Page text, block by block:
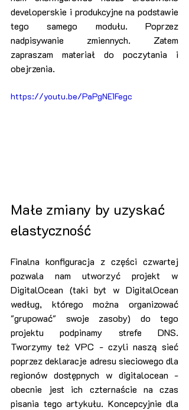
developerskie i produkcyjne na podstawie
tego samego modułu. Poprzez
nadpisywanie zmiennych. Zatem
zapraszam materiał do poczytania i
obejrzenia.
https://youtu.be/PaPgNE1Fegc
Małe zmiany by uzyskać
elastyczność
Finalna konfiguracja z części czwartej
pozwala nam utworzyć projekt w
DigitalOcean (taki byt w DigitalOcean
według, którego można organizować
"grupować" swoje zasoby) do tego
projektu podpinamy strefe DNS.
Tworzymy też VPC - czyli naszą sieć
poprzez deklaracje adresu sieciowego dla
regionów dostępnych w digitalocean -
obecnie jest ich czternaście na czas
pisania tego artykułu. Koncepcyjnie dla